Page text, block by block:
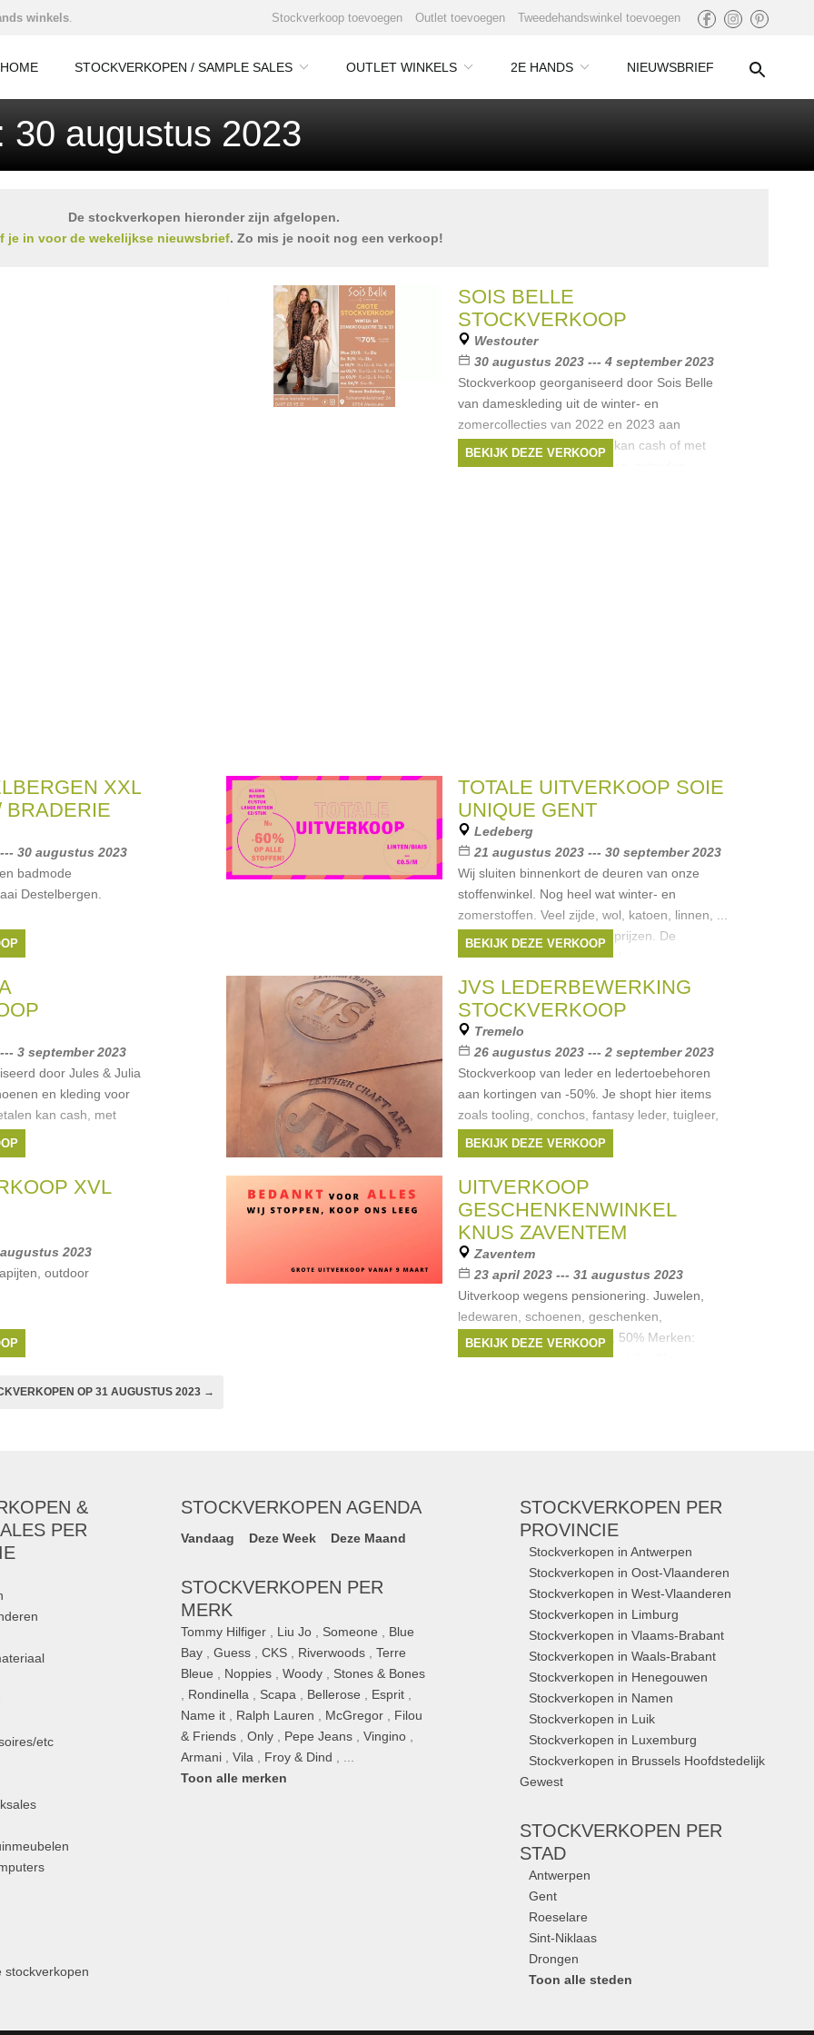
winkels. Stockverkoop toevoegen Outlet toevoegen Tweedehandswinkel toevoegen
HOME STOCKVERKOPEN / SAMPLE SALES OUTLET WINKELS 2E HANDS NIEUWSBRIEF
30 augustus 2023
De stockverkopen hieronder zijn afgelopen.
je in voor de wekelijkse nieuwsbrief. Zo mis je nooit nog een verkoop!
SOIS BELLE
STOCKVERKOOP
Westouter
30 augustus 2023 --- 4 september 2023
Stockverkoop georganiseerd door Sois Belle
van dameskleding uit de winter- en
zomercollecties van 2022 en 2023 aan
kortingen tot -70% Betalen kan cash of met
bancotnact. * Noot: op vrijdag, zaterdag
BEKIJK DEZE VERKOOP
XXL
BRADERIE
30 augustus 2023
badmode
Destelbergen.
TOTALE UITVERKOOP SOIE
UNIQUE GENT
Ledeberg
21 augustus 2023 --- 30 september 2023
Wij sluiten binnenkort de deuren van onze
stoffenwinkel. Nog heel wat winter- en
zomerstoffen. Veel zijde, wol, katoen, linnen, ...
Ook fournituren aan ronde prijzen. De
uitverkoop loopt nog tot eind
BEKIJK DEZE VERKOOP
3 september 2023
door Jules & Julia
en kleding voor
kan cash, met
JVS LEDERBEWERKING
STOCKVERKOOP
Tremelo
26 augustus 2023 --- 2 september 2023
Stockverkoop van leder en ledertoebehoren
aan kortingen van -50%. Je shopt hier items
zoals tooling, conchos, fantasy leder, tuigleer,
boeken, verf, lijm, ...
BEKIJK DEZE VERKOOP
XVL
2023
outdoor
UITVERKOOP
GESCHENKENWINKEL
KNUS ZAVENTEM
Zaventem
23 april 2023 --- 31 augustus 2023
Uitverkoop wegens pensionering. Juwelen,
ledewaren, schoenen, geschenken,
interieurspullen. 30%, 40%, 50% Merken:
Longchamp, Nathan Baume, Lilu, Clio
BEKIJK DEZE VERKOOP
OP 31 AUGUSTUS 2023 →
&
PER
etc
stockverkopen
STOCKVERKOPEN AGENDA
Vandaag Deze Week Deze Maand
STOCKVERKOPEN PER
MERK
Tommy Hilfiger Liu Jo Someone
Blue
Bay ,Guess ,CKS Riverwoods ,Terre
Bleue
Noppies ,Woody
Stones & Bones
Rondinella Scapa Bellerose Esprit
Name it
Ralph Lauren McGregor
Filou
& Friends ,Only Pepe Jeans ,Vingino
Armani ,Vila Froy & Dind
Toon alle merken
STOCKVERKOPEN PER
PROVINCIE
Stockverkopen in Antwerpen
Stockverkopen in Oost-Vlaanderen
Stockverkopen in West-Vlaanderen
Stockverkopen in Limburg
Stockverkopen in Vlaams-Brabant
Stockverkopen in Waals-Brabant
Stockverkopen in Henegouwen
Stockverkopen in Namen
Stockverkopen in Luik
Stockverkopen in Luxemburg
Stockverkopen in Brussels Hoofdstedelijk
Gewest
STOCKVERKOPEN PER
STAD
Antwerpen
Gent
Roeselare
Sint-Niklaas
Drongen
Toon alle steden